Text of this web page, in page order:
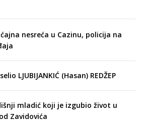
nesreća u Cazinu, policija na
LJUBIJANKIĆ (Hasan) REDŽEP
mladić koji je izgubio život u
Zavidovića